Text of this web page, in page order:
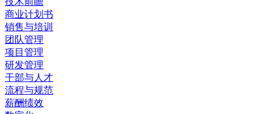
商业计划书
销售与培训
团队管理
项目管理
研发管理
干部与人才
流程与规范
薪酬绩效